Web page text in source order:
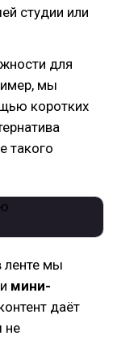
студии или
для
мы
коротких
такого
ленте мы
мини-
даёт
не